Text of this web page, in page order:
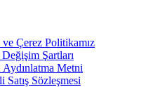
Çerez Politikamız
Şartları
Metni
Satış Sözleşmesi